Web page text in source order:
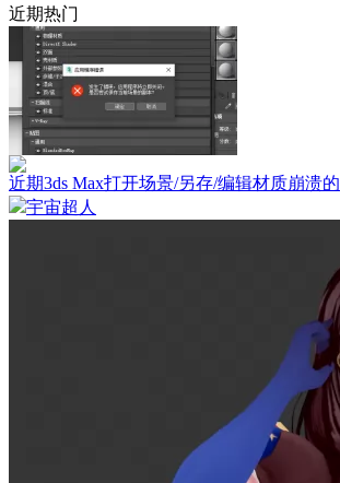
近期热门
近期3ds Max打开场景/另存/编辑材质崩溃的
宇宙超人